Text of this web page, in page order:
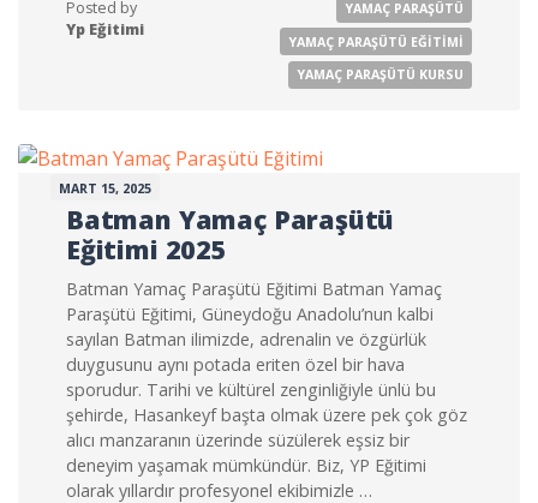
Posted by
Yp Eğitimi
YAMAÇ PARAŞÜTÜ
YAMAÇ PARAŞÜTÜ EĞITIMI
YAMAÇ PARAŞÜTÜ KURSU
MART 15, 2025
Batman Yamaç Paraşütü
Eğitimi 2025
Batman Yamaç Paraşütü Eğitimi Batman Yamaç
Paraşütü Eğitimi, Güneydoğu Anadolu’nun kalbi
sayılan Batman ilimizde, adrenalin ve özgürlük
duygusunu aynı potada eriten özel bir hava
sporudur. Tarihi ve kültürel zenginliğiyle ünlü bu
şehirde, Hasankeyf başta olmak üzere pek çok göz
alıcı manzaranın üzerinde süzülerek eşsiz bir
deneyim yaşamak mümkündür. Biz, YP Eğitimi
olarak yıllardır profesyonel ekibimizle …